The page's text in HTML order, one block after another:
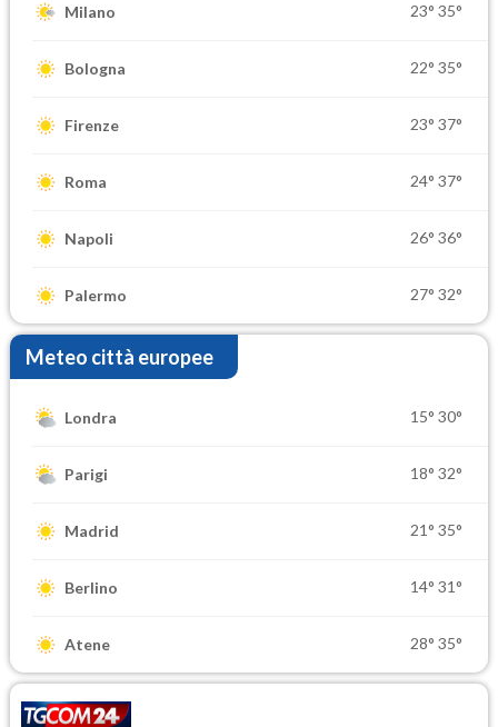
Milano 23° 35°
Bologna 22° 35°
Firenze 23° 37°
Roma 24° 37°
Napoli 26° 36°
Palermo 27° 32°
Meteo città europee
Londra 15° 30°
Parigi 18° 32°
Madrid 21° 35°
Berlino 14° 31°
Atene 28° 35°